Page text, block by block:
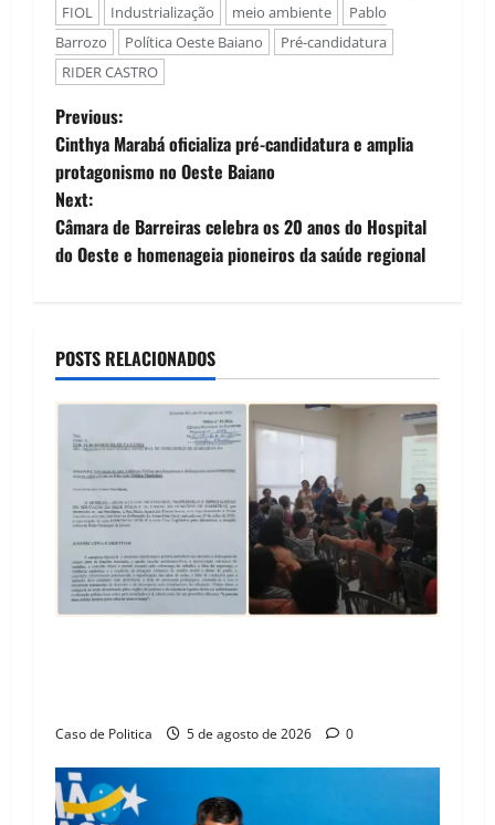
FIOL
Industrialização meio ambiente
Pablo
Barrozo
Política Oeste Baiano
Pré-candidatura
RIDER CASTRO
P
o
s
t
a
v
n
Previous:
Cinthya Marabá oficializa pré-candidatura e amplia
protagonismo no Oeste Baiano
Next:
Câmara de Barreiras celebra os 20 anos do Hospital
do Oeste e homenageia pioneiros da saúde regional
POSTS RELACIONADOS
Caso de Politica 5 de agosto de 2026 0